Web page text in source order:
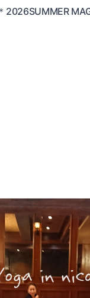
2026SUMMER